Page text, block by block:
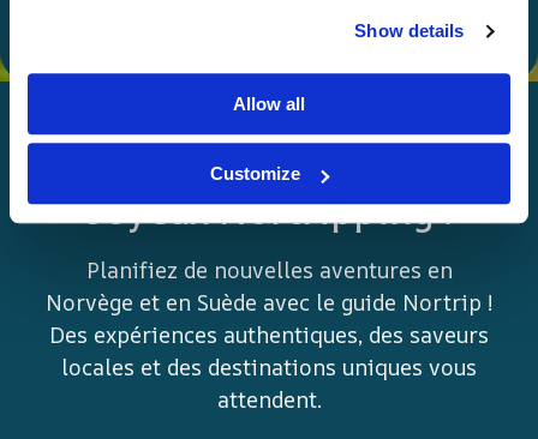
Show details
Allow all
Customize
Joyeux Nortripping !
Planifiez de nouvelles aventures en
Norvège et en Suède avec le guide Nortrip !
Des expériences authentiques, des saveurs
locales et des destinations uniques vous
attendent.